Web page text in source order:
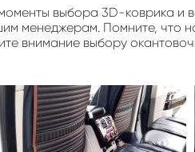
выбора 3D-коврика и
менеджерам. Помните, что
внимание выбору